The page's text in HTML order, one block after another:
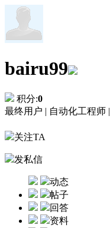
bairu99
积分:0
最终用户 | 自动化工程师 |
关注TA
发私信
动态
帖子
回答
资料